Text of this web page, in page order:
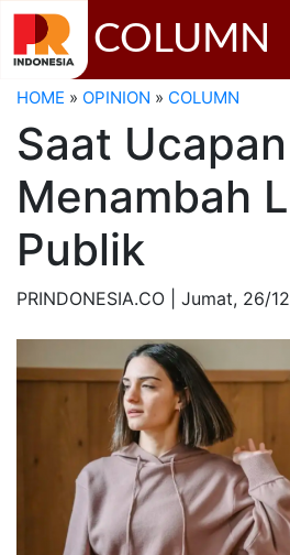
COLUMN
HOME » OPINION » COLUMN
Saat
Menambah
Publik
PRINDONESIA.CO | Jumat, 26/